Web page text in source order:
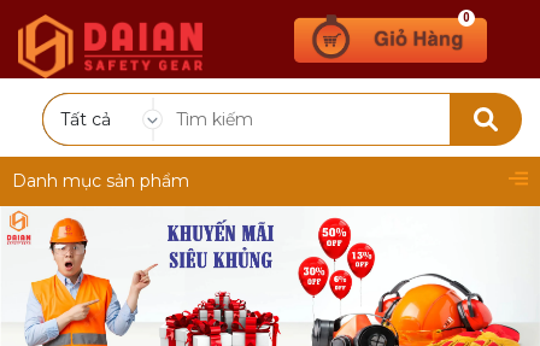
Tất cả
0
Danh mục sản phẩm